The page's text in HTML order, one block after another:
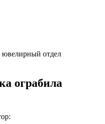
ювелирный отдел
ограбила